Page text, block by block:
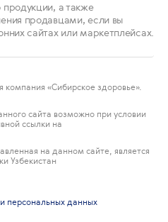
а также
продавцами, если вы
сайтах или маркетплейсах.
«Сибирское здоровье».
сайта возможно при условии
ссылки на
на данном сайте, является
Узбекистан
персональных данных